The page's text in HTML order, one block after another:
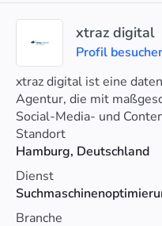
xtraz digital
Profil
xtraz digital ist eine
Agentur, die mit
Social-Media- und
Engagement und ROI
Standort
Hamburg, Deutschland
Dienst
Branche